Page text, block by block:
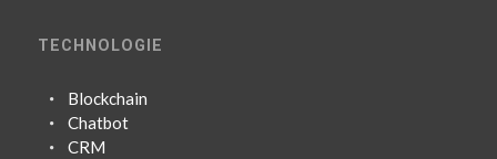
TECHNOLOGIE
Blockchain
Chatbot
CRM